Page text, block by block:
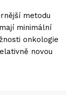
metodu
minimální
onkologie
novou